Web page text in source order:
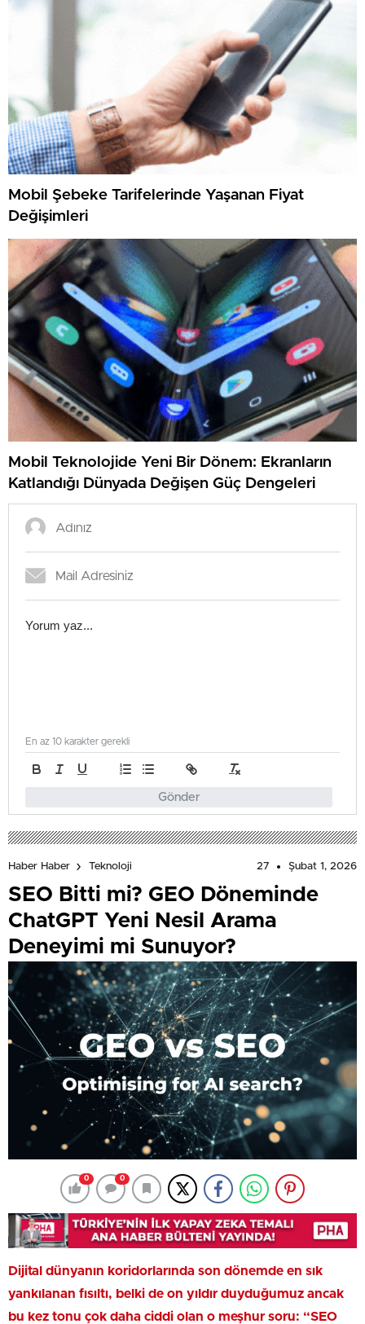
Mobil Şebeke Tarifelerinde Yaşanan Fiyat
Değişimleri
Mobil Teknolojide Yeni Bir Dönem: Ekranların
Katlandığı Dünyada Değişen Güç Dengeleri
Gönder
En az 10 karakter gerekli
Haber Haber Teknoloji 27 Şubat 1, 2026
SEO Bitti mi? GEO Döneminde
ChatGPT Yeni Nesil Arama
Deneyimi mi Sunuyor?
0 0
Dijital dünyanın koridorlarında son dönemde en sık
yankılanan fısıltı, belki de on yıldır duyduğumuz ancak
bu kez tonu çok daha ciddi olan o meşhur soru: “SEO